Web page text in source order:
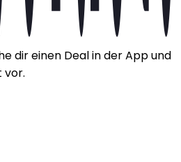
dir einen Deal in der App und
vor.